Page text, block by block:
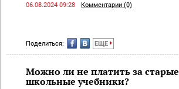
06.08.2024 09:28 Комментарии (0)
Поделиться: ЕЩЕ
Можно ли не платить за старые
школьные учебники?